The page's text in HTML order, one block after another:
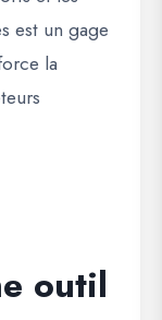
est un gage
la
outil